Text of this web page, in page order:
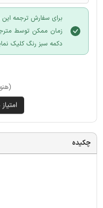
برای سفارش ترجمه این
زمان ممکن توسط
دکمه سبز رنگ کلیک
چکیده